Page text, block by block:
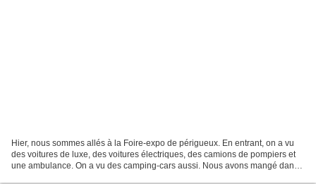
Hier, nous sommes allés à la Foire-expo de périgueux. En entrant, on a vu
des voitures de luxe, des voitures électriques, des camions de pompiers et
une ambulance. On a vu des camping-cars aussi. Nous avons mangé dans